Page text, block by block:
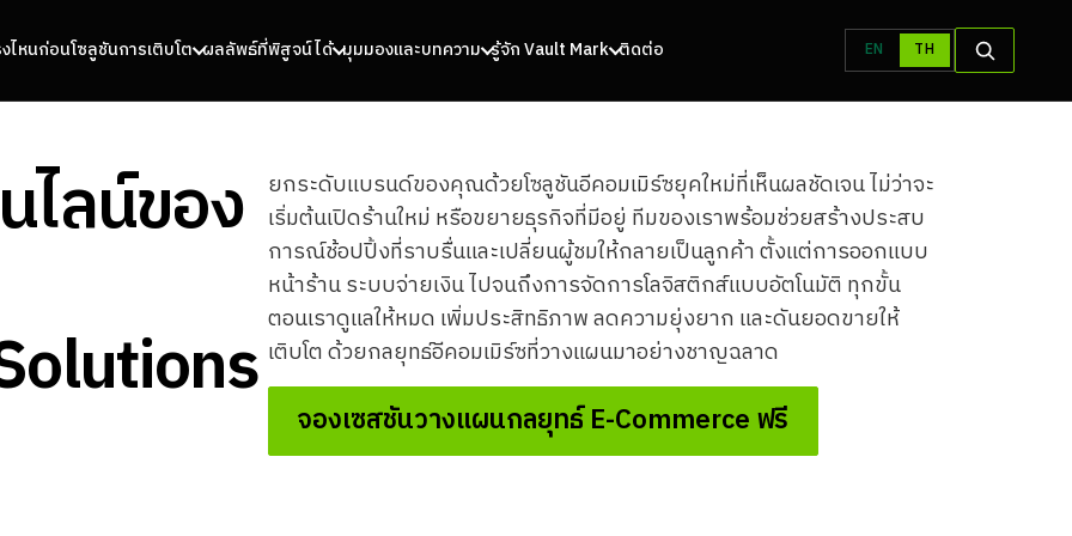
ไหนก่อนโซลูชันการเติบโต ผลลัพธ์ที่พิสูจน์ได้ มุมมองและบทความ รู้จัก Vault Mark ติดต่อ EN TH
ไลน์ของ
ยกระดับแบรนด์ของคุณด้วยโซลูชันอีคอมเมิร์ซยุคใหม่ที่เห็นผลชัดเจน ไม่ว่าจะ
เริ่มต้นเปิดร้านใหม่ หรือขยายธุรกิจที่มีอยู่ ทีมของเราพร้อมช่วยสร้างประสบ
การณ์ช้อปปิ้งที่ราบรื่นและเปลี่ยนผู้ชมให้กลายเป็นลูกค้า ตั้งแต่การออกแบบ
หน้าร้าน ระบบจ่ายเงิน ไปจนถึงการจัดการโลจิสติกส์แบบอัตโนมัติ ทุกขั้น
ตอนเราดูแลให้หมด เพิ่มประสิทธิภาพ ลดความยุ่งยาก และดันยอดขายให้
เติบโต ด้วยกลยุทธ์อีคอมเมิร์ซที่วางแผนมาอย่างชาญฉลาด
จองเซสชันวางแผนกลยุทธ์ E-Commerce ฟรี